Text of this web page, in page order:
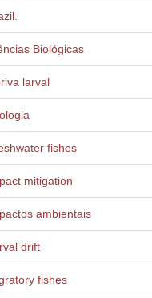
Biológicas
larval
fishes
mitigation
ambientais
drift
fishes